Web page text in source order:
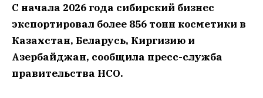
С начала 2026 года сибирский бизнес
экспортировал более 856 тонн косметики в
Казахстан, Беларусь, Киргизию и
Азербайджан, сообщила пресс-служба
правительства НСО.